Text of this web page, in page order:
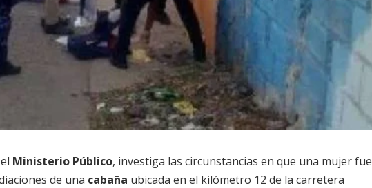
Ministerio Público, investiga las circunstancias en que una mujer fue
de una cabaña ubicada en el kilómetro 12 de la carretera